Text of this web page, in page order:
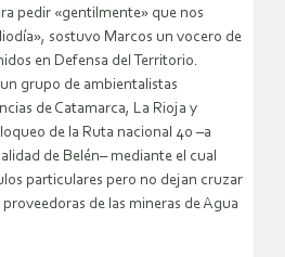
pedir «gentilmente» que nos
sostuvo Marcos un vocero de
en Defensa del Territorio.
grupo de ambientalistas
de Catamarca, La Rioja y
de la Ruta nacional 40 –a
de Belén– mediante el cual
particulares pero no dejan cruzar
de las mineras de Agua